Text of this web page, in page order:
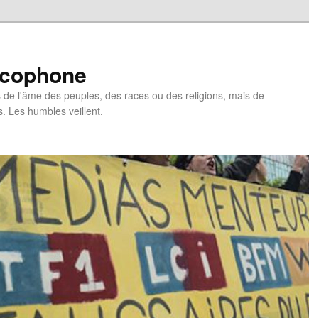
l'âme des peuples, des races ou des religions, mais de
Les humbles veillent.